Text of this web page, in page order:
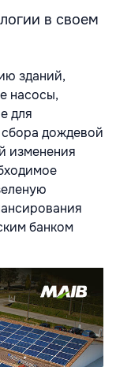
в своем
зданий,
насосы,
для
дождевой
изменения
банком